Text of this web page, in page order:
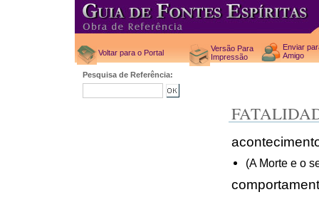
Voltar para o Portal
Versão Para
Impressão
Enviar
Amigo
Pesquisa de Referência:
(A Morte e o